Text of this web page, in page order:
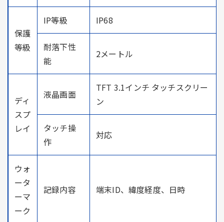
保護
等級
IP等級 IP68
耐落下性
能
2メートル
ディ
スプ
レイ
液晶画面
TFT 3.1インチ タッチスクリー
ン
タッチ操
作
対応
ウォ
ータ
ーマ
ーク
記録内容 端末ID、緯度経度、日時